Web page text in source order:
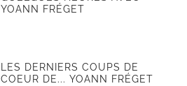
YOANN FRÉGET
LES DERNIERS COUPS DE
COEUR DE... YOANN FRÉGET